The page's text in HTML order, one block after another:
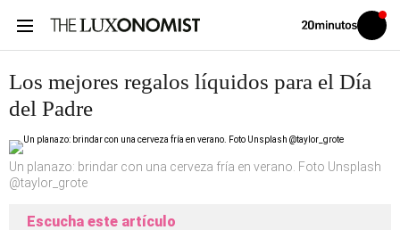
Volver
Iniciar
sesión
Los mejores regalos líquidos para el Día
del Padre
Un planazo: brindar con una cerveza fría en verano. Foto Unsplash
@taylor_grote
Escucha este artículo